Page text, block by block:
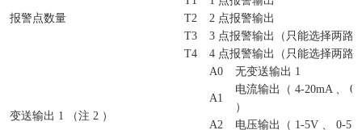
报警点数量
T2
2 点报警输出
T3
3 点报警输出（只能选择两路
T4
4 点报警输出（只能选择两路
变送输出 1 （注 2 ）
A0 无变送输出 1
A1
电流输出（ 4-20mA 、
）
A2
电压输出（ 1-5V 、 0-5V